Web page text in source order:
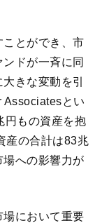
とができ、市
ドが一斉に同
きな変動を引
Associatesとい
円もの資産を抱
産の合計は83兆
への影響力が
において重要